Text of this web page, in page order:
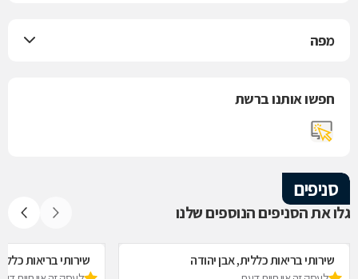
מפה
חפשו אותנו ברשת
סניפים
גלו את הסניפים הנוספים שלנו
שירותי בריאות כללית, אבן יהודה שירותי בריאות